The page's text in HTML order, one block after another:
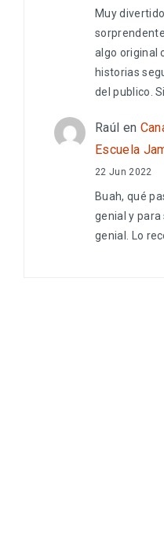
Muy
algo original
historias
del publico.
Raúl en
Escuela
22 Jun 2022
Buah, qué
genial y
genial. Lo